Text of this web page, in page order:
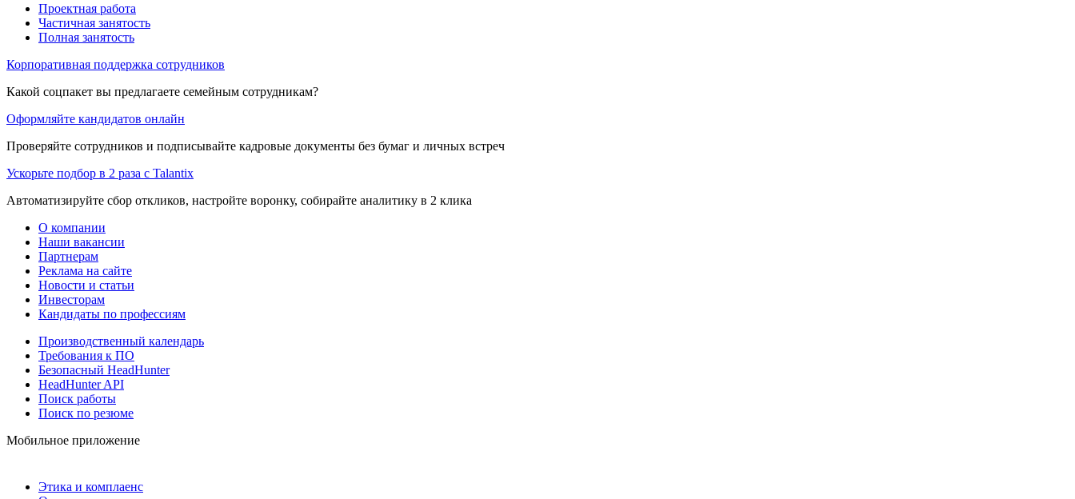
Проектная работа
Частичная занятость
Полная занятость
Корпоративная поддержка сотрудников
Какой соцпакет вы предлагаете семейным сотрудникам?
Оформляйте кандидатов онлайн
Проверяйте сотрудников и подписывайте кадровые документы без бумаг и личных встреч
Ускорьте подбор в 2 раза с Talantix
Автоматизируйте сбор откликов, настройте воронку, собирайте аналитику в 2 клика
О компании
Наши вакансии
Партнерам
Реклама на сайте
Новости и статьи
Инвесторам
Кандидаты по профессиям
Производственный календарь
Требования к ПО
Безопасный HeadHunter
HeadHunter API
Поиск работы
Поиск по резюме
Мобильное приложение
Этика и комплаенс